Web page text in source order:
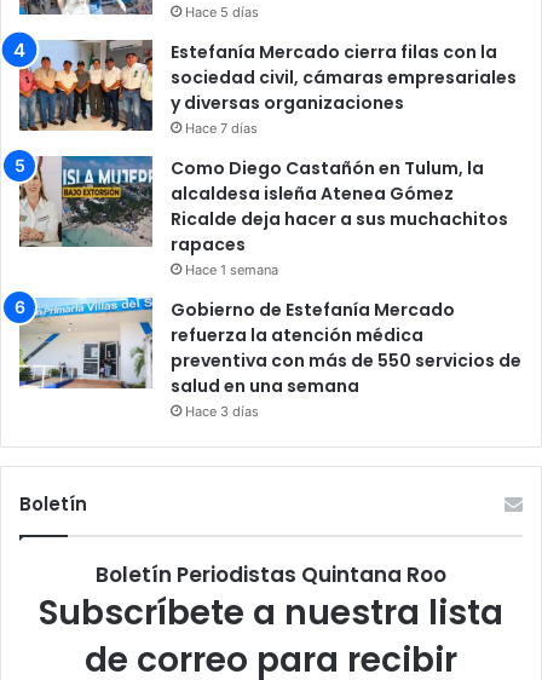
Hace 5 días
Estefanía Mercado cierra filas con la
sociedad civil, cámaras empresariales
y diversas organizaciones
Hace 7 días
Como Diego Castañón en Tulum, la
alcaldesa isleña Atenea Gómez
Ricalde deja hacer a sus muchachitos
rapaces
Hace 1 semana
Gobierno de Estefanía Mercado
refuerza la atención médica
preventiva con más de 550 servicios de
salud en una semana
Hace 3 días
Boletín
Boletín Periodistas Quintana Roo
Subscríbete a nuestra lista
de correo para recibir